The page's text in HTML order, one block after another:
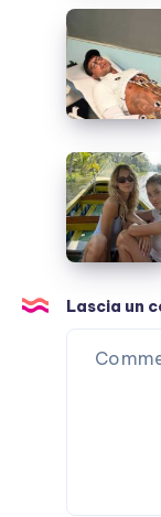
con
Stefano
De
Martino
Fabrizio
Corona
e
la
malattia
che
non
passa
Elodie
e
Franceska
Nuredini,
punto
sulla
Lascia un